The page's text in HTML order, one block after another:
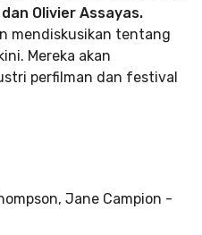
Olivier Assayas.
mendiskusikan tentang
Mereka akan
perfilman dan festival